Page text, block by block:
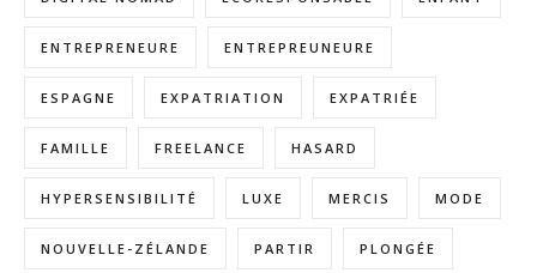
ENTREPRENEURE ENTREPREUNEURE
ESPAGNE EXPATRIATION EXPATRIÉE
FAMILLE FREELANCE HASARD
HYPERSENSIBILITÉ LUXE MERCIS MODE
NOUVELLE-ZÉLANDE PARTIR PLONGÉE